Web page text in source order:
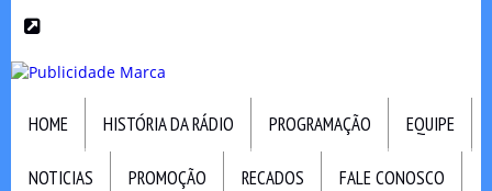
HOME HISTÓRIA DA RÁDIO PROGRAMAÇÃO EQUIPE
NOTICIAS PROMOÇÃO RECADOS FALE CONOSCO